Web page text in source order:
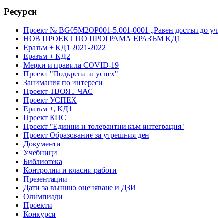
Ресурси
Проект № BG05M2OP001-5.001-0001 „Равен достъп до
НОВ ПРОЕКТ ПО ПРОГРАМА ЕРАЗЪМ KД1
Еразъм + КД1 2021-2022
Еразъм + КД2
Мерки и правила COVID-19
Проект "Подкрепа за успех"
Занимания по интереси
Проект ТВОЯТ ЧАС
Проект УСПЕХ
Еразъм +, КД1
Проект КПС
Проект "Единни и толерантни към интеграция"
Проект Образование за утрешния ден
Документи
Учебници
Библиотека
Контролни и класни работи
Презентации
Дати за външно оценяване и ДЗИ
Олимпиади
Проекти
Конкурси